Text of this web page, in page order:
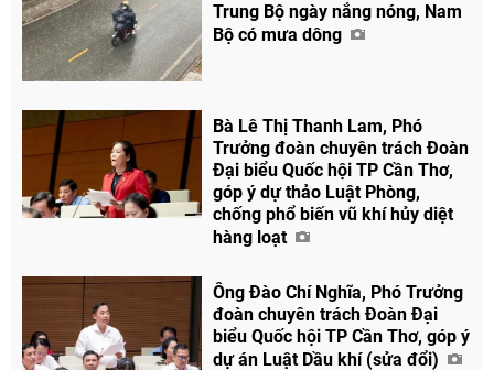
Trung Bộ ngày nắng nóng, Nam
Bộ có mưa dông
Bà Lê Thị Thanh Lam, Phó
Trưởng đoàn chuyên trách Đoàn
Đại biểu Quốc hội TP Cần Thơ,
góp ý dự thảo Luật Phòng,
chống phổ biến vũ khí hủy diệt
hàng loạt
Ông Đào Chí Nghĩa, Phó Trưởng
đoàn chuyên trách Đoàn Đại
biểu Quốc hội TP Cần Thơ, góp ý
dự án Luật Dầu khí (sửa đổi)